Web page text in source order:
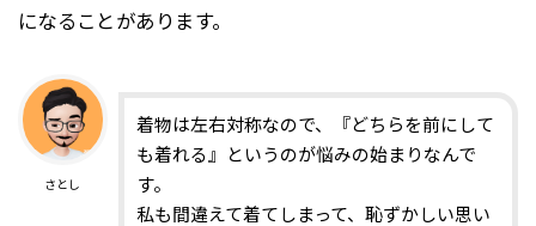
になることがあります。
さとし
着物は左右対称なので、『どちらを前にして
も着れる』というのが悩みの始まりなんで
す。
私も間違えて着てしまって、恥ずかしい思い